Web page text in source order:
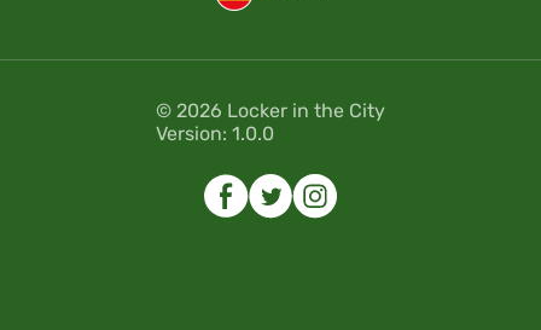
© 2026 Locker in the City
Version: 1.0.0